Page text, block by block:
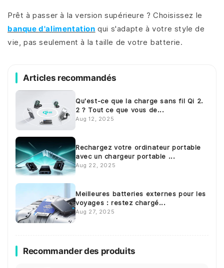
Prêt à passer à la version supérieure ? Choisissez le
banque d'alimentation qui s'adapte à votre style de
vie, pas seulement à la taille de votre batterie.
Articles recommandés
Qu'est-ce que la charge sans fil Qi 2.
2 ? Tout ce que vous de...
Aug 12, 2025
Rechargez votre ordinateur portable
avec un chargeur portable ...
Aug 22, 2025
Meilleures batteries externes pour les
voyages : restez chargé...
Aug 27, 2025
Recommander des produits